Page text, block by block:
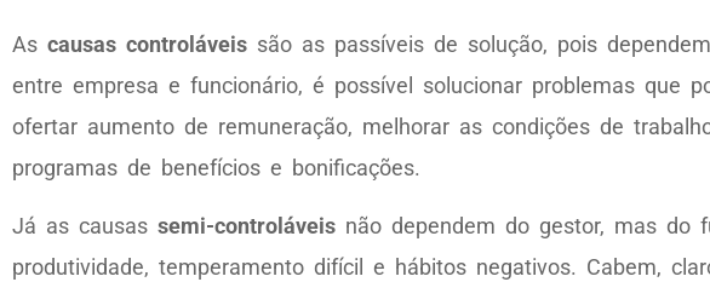
As causas controláveis são as passíveis de solução, pois
entre empresa e funcionário, é possível solucionar problemas que
ofertar aumento de remuneração, melhorar as condições de
programas de benefícios e bonificações.
Já as causas semi-controláveis não dependem do gestor, mas do
produtividade, temperamento difícil e hábitos negativos. Cabem,